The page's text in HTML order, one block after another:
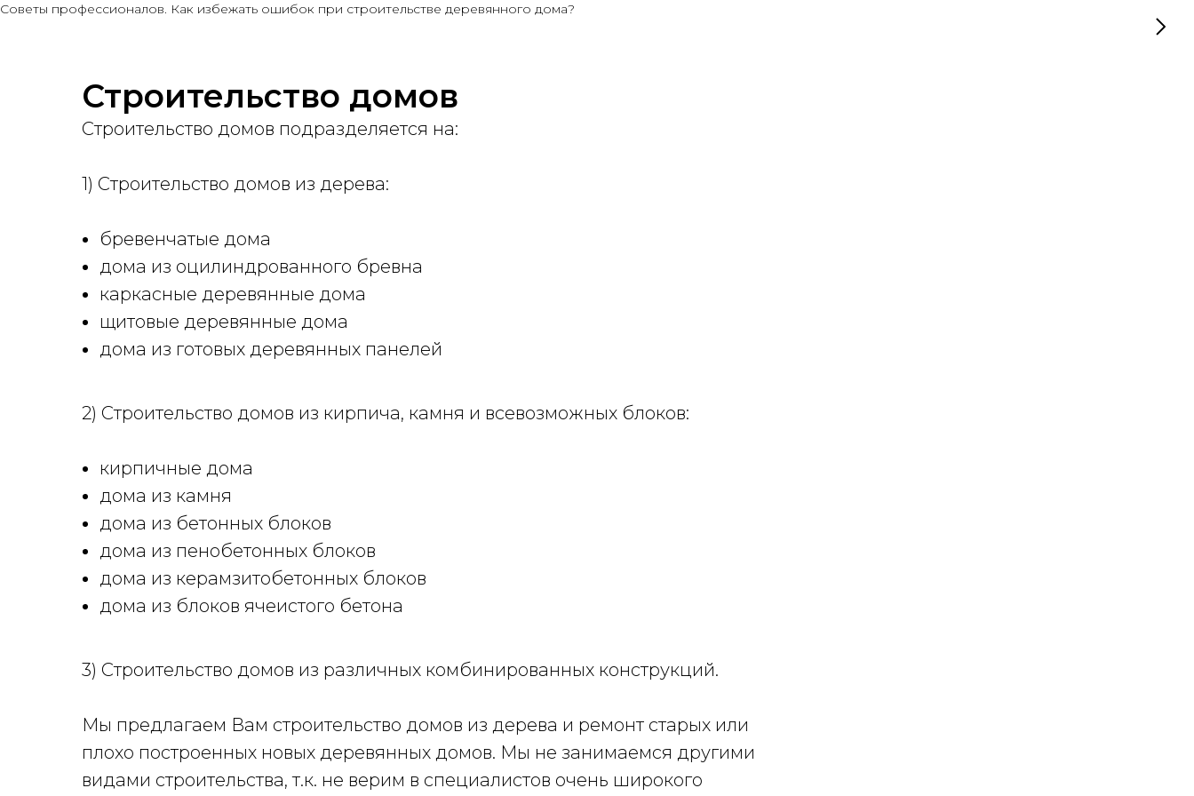
Советы профессионалов. Как избежать ошибок при строительстве деревянного дома?
Строительство домов
Строительство домов подразделяется на:
1) Строительство домов из дерева:
бревенчатые дома
дома из оцилиндрованного бревна
каркасные деревянные дома
щитовые деревянные дома
дома из готовых деревянных панелей
2) Строительство домов из кирпича, камня и всевозможных блоков:
кирпичные дома
дома из камня
дома из бетонных блоков
дома из пенобетонных блоков
дома из керамзитобетонных блоков
дома из блоков ячеистого бетона
3) Строительство домов из различных комбинированных конструкций.
Мы предлагаем Вам строительство домов из дерева и ремонт старых или
плохо построенных новых деревянных домов. Мы не занимаемся другими
видами строительства, т.к. не верим в специалистов очень широкого